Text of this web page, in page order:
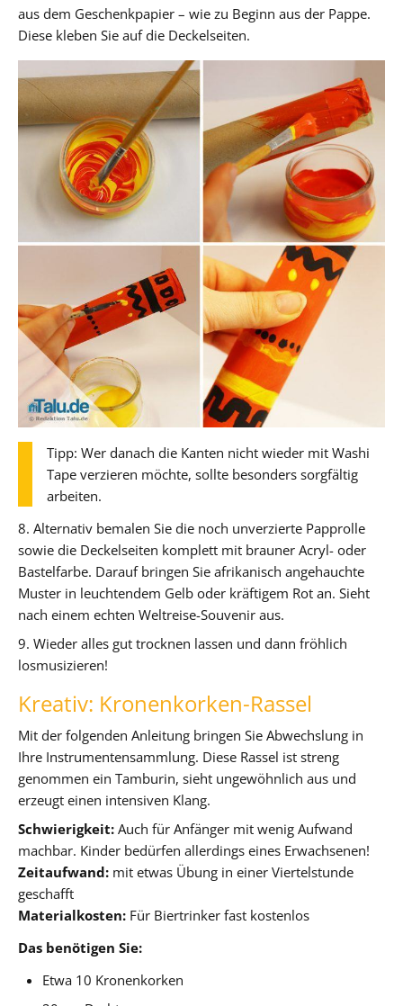
aus dem Geschenkpapier – wie zu Beginn aus der Pappe.
Diese kleben Sie auf die Deckelseiten.
Tipp: Wer danach die Kanten nicht wieder mit Washi
Tape verzieren möchte, sollte besonders sorgfältig
arbeiten.
8. Alternativ bemalen Sie die noch unverzierte Papprolle
sowie die Deckelseiten komplett mit brauner Acryl- oder
Bastelfarbe. Darauf bringen Sie afrikanisch angehauchte
Muster in leuchtendem Gelb oder kräftigem Rot an. Sieht
nach einem echten Weltreise-Souvenir aus.
9. Wieder alles gut trocknen lassen und dann fröhlich
losmusizieren!
Kreativ: Kronenkorken-Rassel
Mit der folgenden Anleitung bringen Sie Abwechslung in
Ihre Instrumentensammlung. Diese Rassel ist streng
genommen ein Tamburin, sieht ungewöhnlich aus und
erzeugt einen intensiven Klang.
Schwierigkeit: Auch für Anfänger mit wenig Aufwand
machbar. Kinder bedürfen allerdings eines Erwachsenen!
Zeitaufwand: mit etwas Übung in einer Viertelstunde
geschafft
Materialkosten: Für Biertrinker fast kostenlos
Das benötigen Sie:
Etwa 10 Kronenkorken